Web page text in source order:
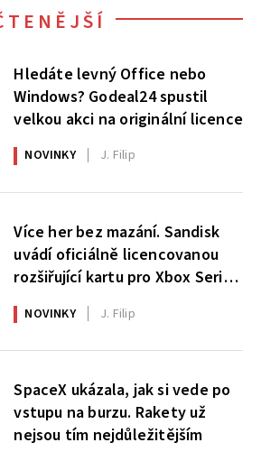
Hledáte levný Office nebo
Windows? Godeal24 spustil
velkou akci na originální licence
NOVINKY J. Filip
Více her bez mazání. Sandisk
uvádí oficiálně licencovanou
rozšiřující kartu pro Xbox Series
X|S
NOVINKY J. Filip
SpaceX ukázala, jak si vede po
vstupu na burzu. Rakety už
nejsou tím nejdůležitějším